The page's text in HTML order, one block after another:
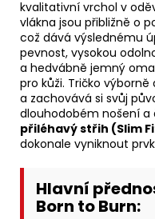
kvalitativní vrchol v
vlákna jsou přibližně o
což dává výslednému
pevnost, vysokou
a hedvábně jemný
pro kůži. Tričko
a zachovává si svůj
dlouhodobém nošení
přiléhavý střih (Slim
dokonale vyniknout
Hlavní
Born to Burn: